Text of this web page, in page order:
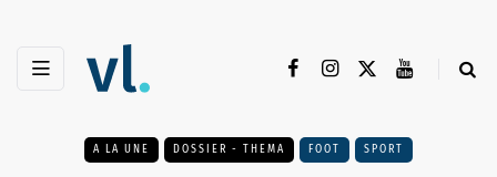
A LA UNE DOSSIER - THEMA FOOT SPORT